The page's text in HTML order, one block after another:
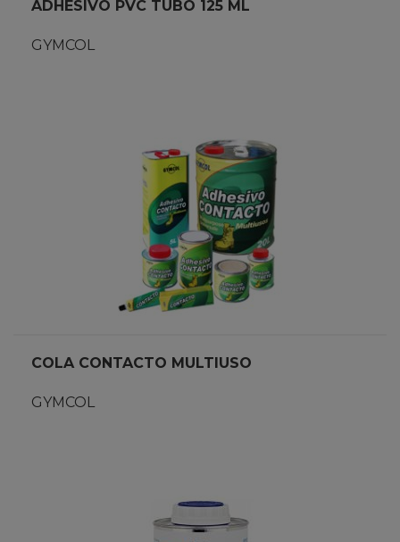
ADHESIVO PVC TUBO 125 ML
GYMCOL
COLA CONTACTO MULTIUSO
GYMCOL